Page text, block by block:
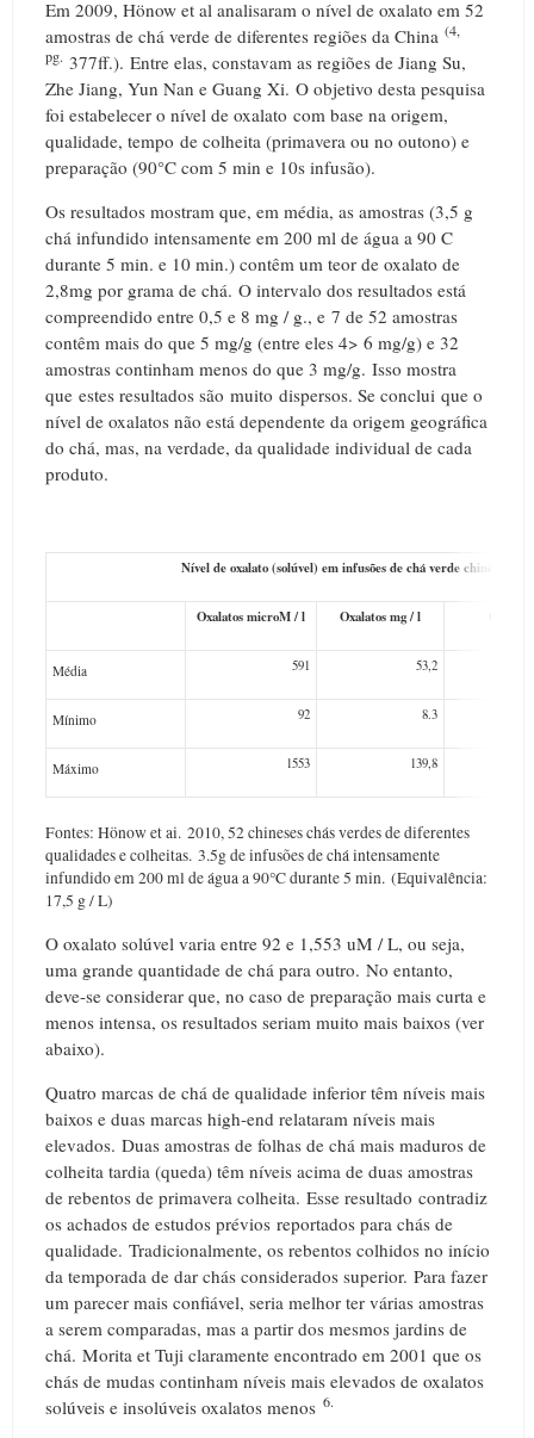
Em 2009, Hönow et al analisaram o nível de oxalato em 52
amostras de chá verde de diferentes regiões da China (4,
pg. 377ff.). Entre elas, constavam as regiões de Jiang Su,
Zhe Jiang, Yun Nan e Guang Xi. O objetivo desta pesquisa
foi estabelecer o nível de oxalato com base na origem,
qualidade, tempo de colheita (primavera ou no outono) e
preparação (90°C com 5 min e 10s infusão).
Os resultados mostram que, em média, as amostras (3,5 g
chá infundido intensamente em 200 ml de água a 90 C
durante 5 min. e 10 min.) contêm um teor de oxalato de
2,8mg por grama de chá. O intervalo dos resultados está
compreendido entre 0,5 e 8 mg / g., e 7 de 52 amostras
contêm mais do que 5 mg/g (entre eles 4> 6 ​​mg/g) e 32
amostras continham menos do que 3 mg/g. Isso mostra
que estes resultados são muito dispersos. Se conclui que o
nível de oxalatos não está dependente da origem geográfica
do chá, mas, na verdade, da qualidade individual de cada
produto.
Nível de oxalato (solúvel) em infusões de chá verde chinês
Oxalatos microM / l Oxalatos mg / l
Média 591 53,2
Mínimo 92 8.3
Máximo 1553 139,8
Fontes: Hönow et ai. 2010, 52 chineses chás verdes de diferentes
qualidades e colheitas. 3.5g de infusões de chá intensamente
infundido em 200 ml de água a 90°C durante 5 min. (Equivalência:
17,5 g / L)
O oxalato solúvel varia entre 92 e 1,553 uM / L, ou seja,
uma grande quantidade de chá para outro. No entanto,
deve-se considerar que, no caso de preparação mais curta e
menos intensa, os resultados seriam muito mais baixos (ver
abaixo).
Quatro marcas de chá de qualidade inferior têm níveis mais
baixos e duas marcas high-end relataram níveis mais
elevados. Duas amostras de folhas de chá mais maduros de
colheita tardia (queda) têm níveis acima de duas amostras
de rebentos de primavera colheita. Esse resultado contradiz
os achados de estudos prévios reportados para chás de
qualidade. Tradicionalmente, os rebentos colhidos no início
da temporada de dar chás considerados superior. Para fazer
um parecer mais confiável, seria melhor ter várias amostras
a serem comparadas, mas a partir dos mesmos jardins de
chá. Morita et Tuji claramente encontrado em 2001 que os
chás de mudas continham níveis mais elevados de oxalatos
solúveis e insolúveis oxalatos menos 6.